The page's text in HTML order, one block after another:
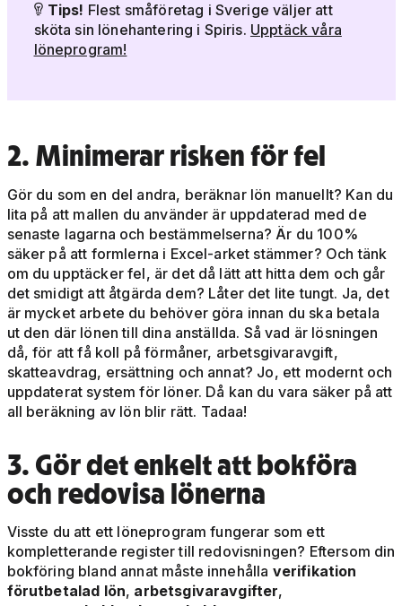
 Tips! Flest småföretag i Sverige väljer att
sköta sin lönehantering i Spiris. Upptäck våra
löneprogram!
2. Minimerar risken för fel
Gör du som en del andra, beräknar lön manuellt? Kan du
lita på att mallen du använder är uppdaterad med de
senaste lagarna och bestämmelserna? Är du 100%
säker på att formlerna i Excel-arket stämmer? Och tänk
om du upptäcker fel, är det då lätt att hitta dem och går
det smidigt att åtgärda dem? Låter det lite tungt. Ja, det
är mycket arbete du behöver göra innan du ska betala
ut den där lönen till dina anställda. Så vad är lösningen
då, för att få koll på förmåner, arbetsgivaravgift,
skatteavdrag, ersättning och annat? Jo, ett modernt och
uppdaterat system för löner. Då kan du vara säker på att
all beräkning av lön blir rätt. Tadaa!
3. Gör det enkelt att bokföra
och redovisa lönerna
Visste du att ett löneprogram fungerar som ett
kompletterande register till redovisningen? Eftersom din
bokföring bland annat måste innehålla verifikation
förutbetalad lön, arbetsgivaravgifter,